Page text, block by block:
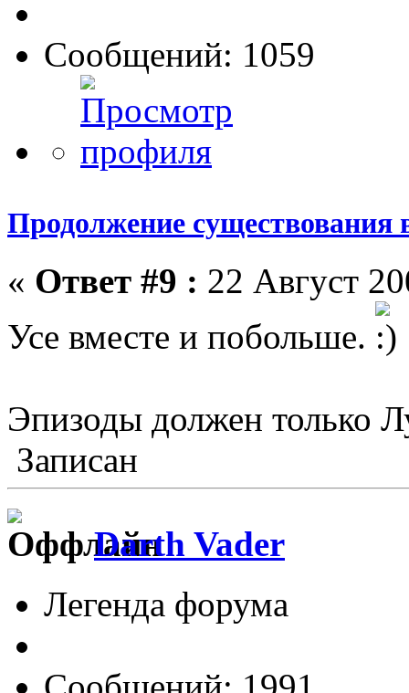
Сообщений: 1059
Продолжение существования
« Ответ #9 : 22 Август
Усе вместе и побольше.
Эпизоды должен только
Записан
Darth Vader
Легенда форума